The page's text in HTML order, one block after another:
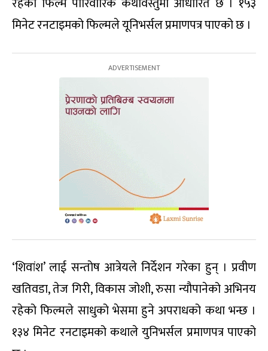
मिनेट रनटाइमको फिल्मले यूनिभर्सल प्रमाणपत्र पाएको छ ।
‘शिवांश’ लाई सन्तोष आत्रेयले निर्देशन गरेका हुन् । प्रवीण
खतिवडा, तेज गिरी, विकास जोशी, रुसा न्यौपानेको अभिनय
रहेको फिल्मले साधुको भेसमा हुने अपराधको कथा भन्छ ।
१३४ मिनेट रनटाइमको कथाले युनिभर्सल प्रमाणपत्र पाएको